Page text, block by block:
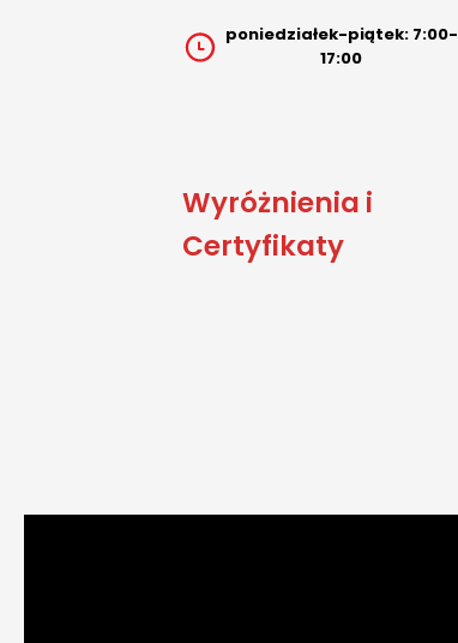
poniedziałek-piątek: 7:00-
17:00
Wyróżnienia i
Certyfikaty